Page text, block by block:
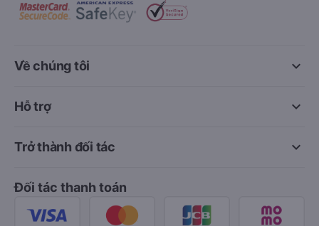
keyboard_arrow_down
Về chúng tôi
keyboard_arrow_down
Hỗ trợ
keyboard_arrow_down
Trở thành đối tác
Đối tác thanh toán